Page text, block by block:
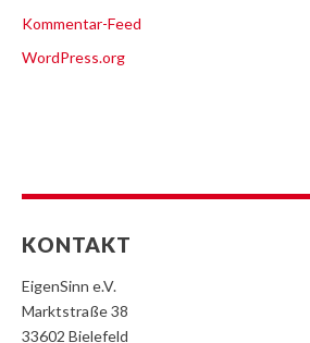
Kommentar-Feed
WordPress.org
KONTAKT
EigenSinn e.V.
Marktstraße 38
33602 Bielefeld